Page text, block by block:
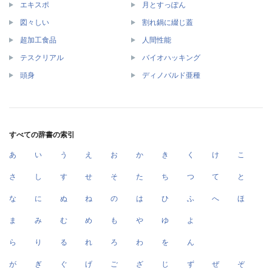
エキスポ 月とすっぽん
図々しい 割れ鍋に綴じ蓋
超加工食品 人間性能
テスクリアル バイオハッキング
頭身 ディノバルド亜種
すべての辞書の索引
あ い う え お か き く け こ
さ し す せ そ た ち つ て と
な に ぬ ね の は ひ ふ へ ほ
ま み む め も や ゆ よ
ら り る れ ろ わ を ん
が ぎ ぐ げ ご ざ じ ず ぜ ぞ